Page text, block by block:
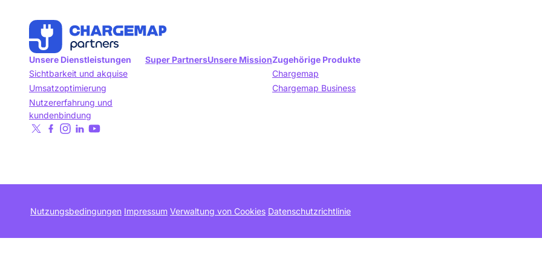
Unsere Dienstleistungen
Sichtbarkeit und akquise
Umsatzoptimierung
Nutzererfahrung und
kundenbindung
Super PartnersUnsere MissionZugehörige Produkte
Chargemap
Chargemap Business
Nutzungsbedingungen Impressum Verwaltung von Cookies Datenschutzrichtlinie